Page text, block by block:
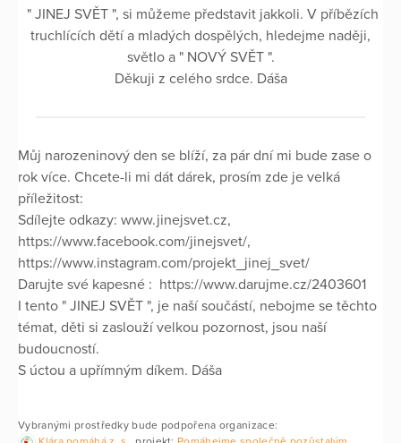
" JINEJ SVĚT ", si můžeme představit jakkoli. V příbězích
truchlících dětí a mladých dospělých, hledejme naději,
světlo a " NOVÝ SVĚT ".
Děkuji z celého srdce. Dáša
Můj narozeninový den se blíží, za pár dní mi bude zase o
rok více. Chcete-li mi dát dárek, prosím zde je velká
příležitost:
Sdílejte odkazy: www.jinejsvet.cz,
https://www.facebook.com/jinejsvet/,
https://www.instagram.com/projekt_jinej_svet/
Darujte své kapesné : https://www.darujme.cz/2403601
I tento " JINEJ SVĚT ", je naší součástí, nebojme se těchto
témat, děti si zaslouží velkou pozornost, jsou naší
budoucností.
S úctou a upřímným díkem. Dáša
Vybranými prostředky bude podpořena organizace: